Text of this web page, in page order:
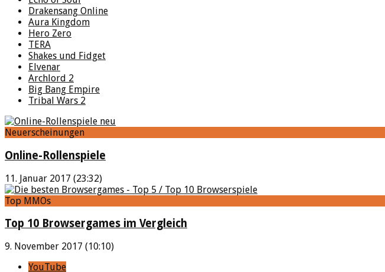
Drakensang Online
Aura Kingdom
Hero Zero
TERA
Shakes und Fidget
Elvenar
Archlord 2
Big Bang Empire
Tribal Wars 2
Neuerscheinungen
Online-Rollenspiele
11. Januar 2017 (23:32)
Top MMOs
Top 10 Browsergames im Vergleich
9. November 2017 (10:10)
YouTube